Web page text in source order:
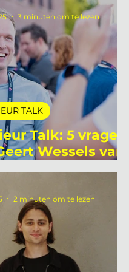
Talk: 5 vragen
TALK
3 minuten om te lezen
2 minuten om te lezen